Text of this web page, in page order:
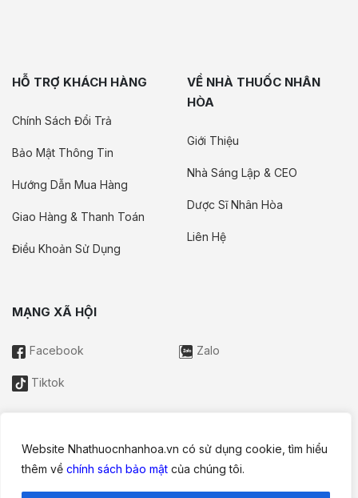
Website Nhathuocnhanhoa.vn có sử dụng cookie, tìm hiểu
thêm về chính sách bảo mật của chúng tôi.
HỖ TRỢ KHÁCH HÀNG
Chính Sách Đổi Trả
Bảo Mật Thông Tin
Hướng Dẫn Mua Hàng
Giao Hàng & Thanh Toán
Điều Khoản Sử Dụng
VỀ NHÀ THUỐC NHÂN
HÒA
Giới Thiệu
Nhà Sáng Lập & CEO
Dược Sĩ Nhân Hòa
Liên Hệ
MẠNG XÃ HỘI
Facebook Zalo
Tiktok
Thông tin trên website này chỉ mang tính chất nội bộ tham khảo;